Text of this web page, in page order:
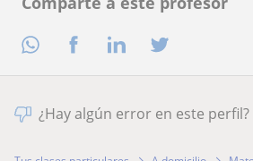
¿Hay algún error en este perfil?